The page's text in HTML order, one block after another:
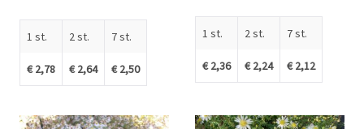
1 st.
€ 2,78
2 st.
€ 2,64
7 st.
€ 2,50
1 st.
€ 2,36
2 st.
€ 2,24
7 st.
€ 2,12